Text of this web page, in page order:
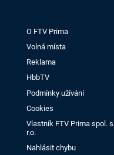
O FTV Prima
Volná místa
Reklama
HbbTV
Podmínky užívání
Cookies
Vlastník FTV Prima spol. s
r.o.
Nahlásit chybu